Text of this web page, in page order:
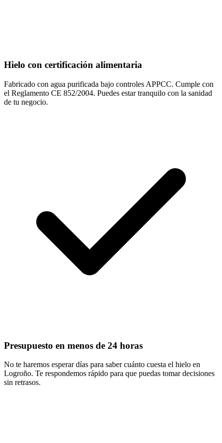
Hielo con certificación alimentaria
Fabricado con agua purificada bajo controles APPCC. Cumple con
el Reglamento CE 852/2004. Puedes estar tranquilo con la sanidad
de tu negocio.
Presupuesto en menos de 24 horas
No te haremos esperar días para saber cuánto cuesta el hielo en
Logroño. Te respondemos rápido para que puedas tomar decisiones
sin retrasos.